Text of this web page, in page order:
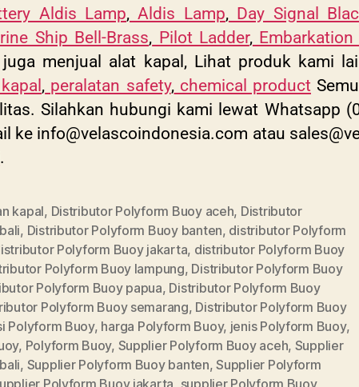
Aldis Lamp, Aldis Lamp,Day Signal
Ship Bell-Brass, Pilot Ladder,Embarkation
menjual alat kapal, Lihat produk kami
, peralatan safety,chemical product
Silahkan hubungi kami lewat Whatsapp
ke info@velascoindonesia.com atau
.
kapal, Distributor Polyform Buoy aceh, Distributor
, Distributor Polyform Buoy banten, distributor Polyform
Polyform Buoy jakarta, distributor Polyform Buoy
Polyform Buoy lampung, Distributor Polyform Buoy
Polyform Buoy papua, Distributor Polyform Buoy
Polyform Buoy semarang, Distributor Polyform Buoy
Polyform Buoy, harga Polyform Buoy, jenis Polyform Buoy,
, Polyform Buoy, Supplier Polyform Buoy aceh, Supplier
, Supplier Polyform Buoy banten,Supplier Polyform
Polyform Buoy jakarta supplier Polyform Buoy